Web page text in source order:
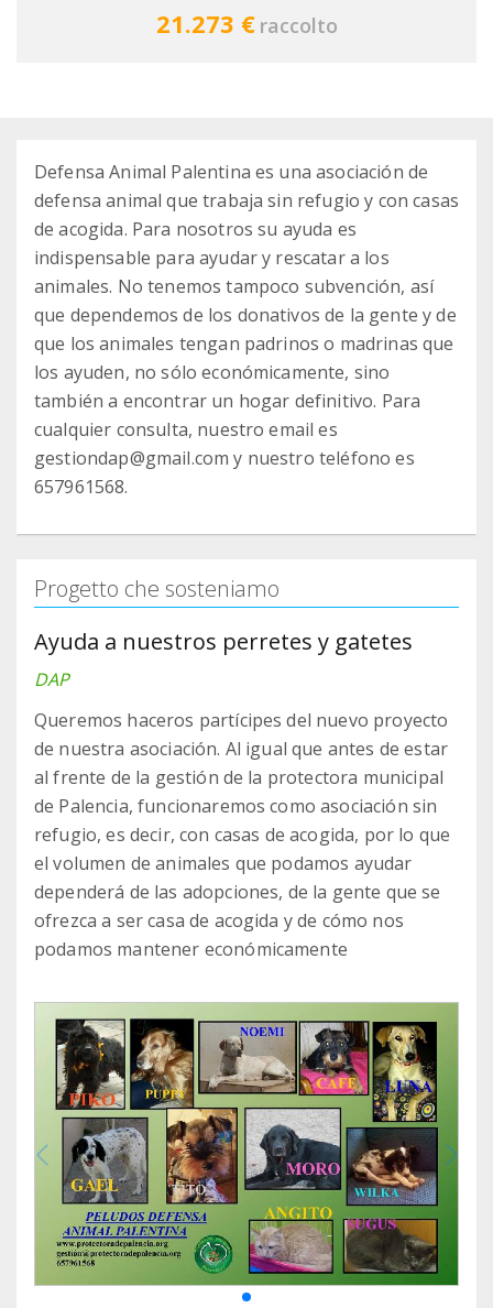
21.273 € raccolto
Defensa Animal Palentina es una asociación de
defensa animal que trabaja sin refugio y con casas
de acogida. Para nosotros su ayuda es
indispensable para ayudar y rescatar a los
animales. No tenemos tampoco subvención, así
que dependemos de los donativos de la gente y de
que los animales tengan padrinos o madrinas que
los ayuden, no sólo económicamente, sino
también a encontrar un hogar definitivo. Para
cualquier consulta, nuestro email es
gestiondap@gmail.com y nuestro teléfono es
657961568.
Progetto che sosteniamo
Ayuda a nuestros perretes y gatetes
DAP
Queremos haceros partícipes del nuevo proyecto
de nuestra asociación. Al igual que antes de estar
al frente de la gestión de la protectora municipal
de Palencia, funcionaremos como asociación sin
refugio, es decir, con casas de acogida, por lo que
el volumen de animales que podamos ayudar
dependerá de las adopciones, de la gente que se
ofrezca a ser casa de acogida y de cómo nos
podamos mantener económicamente